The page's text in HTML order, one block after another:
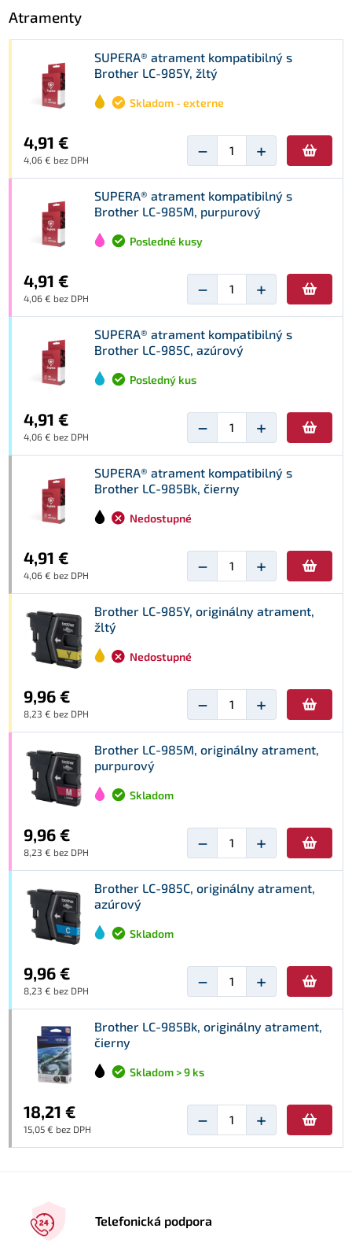
Atramenty
SUPERA® atrament kompatibilný s
Brother LC-985Y, žltý
Skladom - externe
4,91 €
4,06 € bez DPH − +
SUPERA® atrament kompatibilný s
Brother LC-985M, purpurový
Posledné kusy
4,91 €
4,06 € bez DPH − +
SUPERA® atrament kompatibilný s
Brother LC-985C, azúrový
Posledný kus
4,91 €
4,06 € bez DPH − +
SUPERA® atrament kompatibilný s
Brother LC-985Bk, čierny
Nedostupné
4,91 €
4,06 € bez DPH − +
Brother LC-985Y, originálny atrament,
žltý
Nedostupné
9,96 €
8,23 € bez DPH − +
Brother LC-985M, originálny atrament,
purpurový
Skladom
9,96 €
8,23 € bez DPH − +
Brother LC-985C, originálny atrament,
azúrový
Skladom
9,96 €
8,23 € bez DPH − +
Brother LC-985Bk, originálny atrament,
čierny
Skladom > 9 ks
18,21 €
15,05 € bez DPH − +
Telefonická podpora